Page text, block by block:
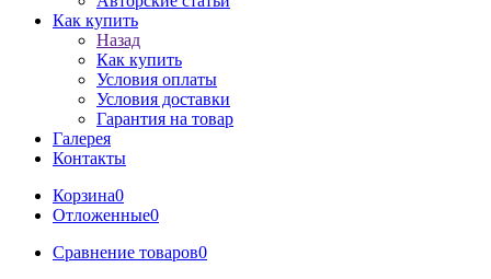
Как купить
Назад
Как купить
Условия оплаты
Условия доставки
Гарантия на товар
Галерея
Контакты
Корзина0
Отложенные0
Сравнение товаров0